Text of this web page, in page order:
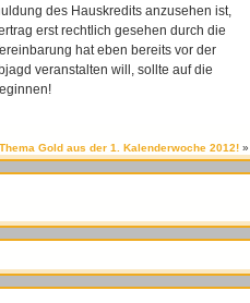
des Hauskredits anzusehen ist,
erst rechtlich gesehen durch die
hat eben bereits vor der
veranstalten will, sollte auf die
Gold aus der 1. Kalenderwoche 2012! »